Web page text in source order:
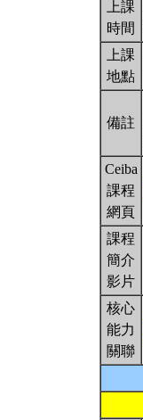
上課
時間
上課
地點
備註
Ceiba
課程
網頁
課程
簡介
影片
核心
能力
關聯